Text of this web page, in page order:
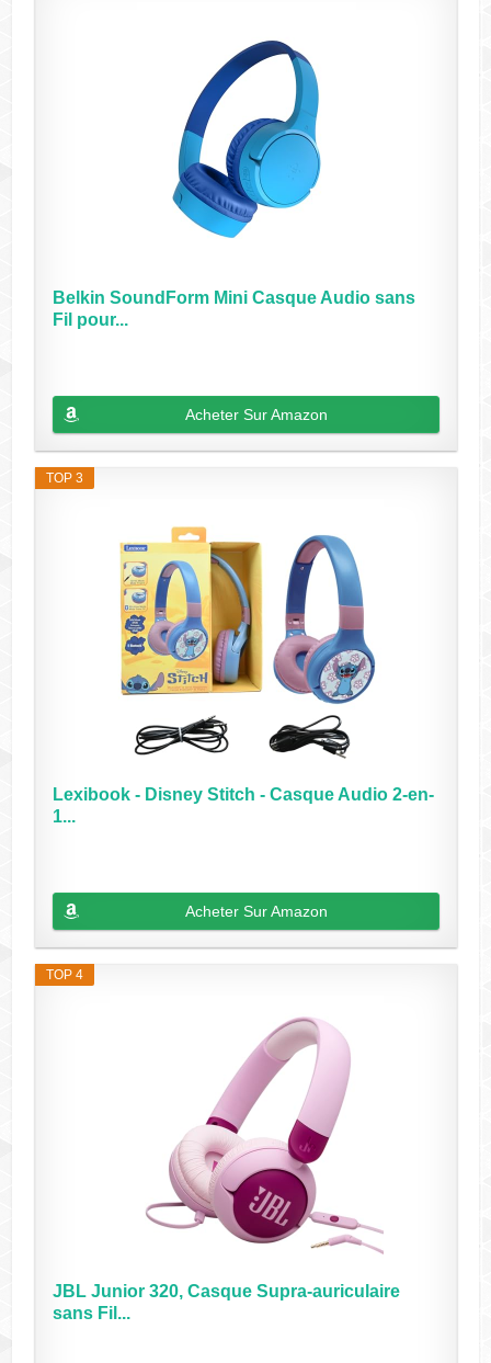
Belkin SoundForm Mini Casque Audio sans
Fil pour...
Acheter Sur Amazon
TOP 3
Lexibook - Disney Stitch - Casque Audio 2-en-
1...
Acheter Sur Amazon
TOP 4
JBL Junior 320, Casque Supra-auriculaire
sans Fil...